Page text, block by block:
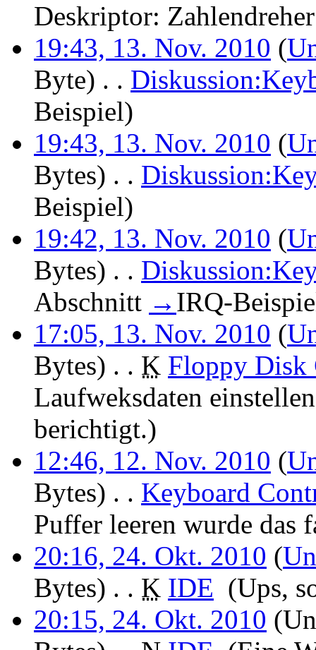
Deskriptor:
19:43, 13. Nov. 2010 (
Byte) . .
Beispiel)
19:43, 13. Nov. 2010 (
Bytes) . .
Beispiel)
19:42, 13. Nov. 2010 (
Bytes) . .
Abschnitt → IRQ-
17:05, 13. Nov. 2010 (
Bytes) . . K Floppy Disk
Laufweksdaten
berichtigt.)
12:46, 12. Nov. 2010 (
Bytes) . . Keyboard
Puffer leeren wurde das
20:16, 24. Okt. 2010 (
Bytes) . . K IDE (Ups,
20:15, 24. Okt. 2010